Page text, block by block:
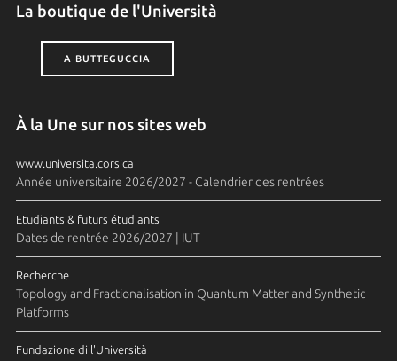
La boutique de l'Università
A BUTTEGUCCIA
À la Une sur nos sites web
www.universita.corsica
Année universitaire 2026/2027 - Calendrier des rentrées
Etudiants & futurs étudiants
Dates de rentrée 2026/2027 | IUT
Recherche
Topology and Fractionalisation in Quantum Matter and Synthetic
Platforms
Fundazione di l'Università